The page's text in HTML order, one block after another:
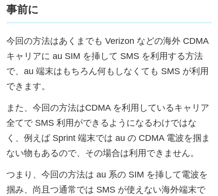
事前に
今回の方法はあくまでも Verizon などの海外 CDMA
キャリアに au SIM を挿して SMS を利用する方法
で、au 端末はもちろん何もしなくても SMS が利用
できます。
また、今回の方法はCDMA を利用しているキャリア
全てで SMS 利用ができるようになるわけではな
く、例えば Sprint 端末では au の CDMA 電波を掴ま
ない物もあるので、その場合は利用できません。
つまり、今回の方法は au 系の SIM を挿して電波を
掴み、尚且つ通常では SMS が使えない海外端末で